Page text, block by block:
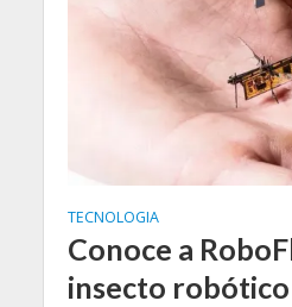
TECNOLOGIA
Conoce a
insecto